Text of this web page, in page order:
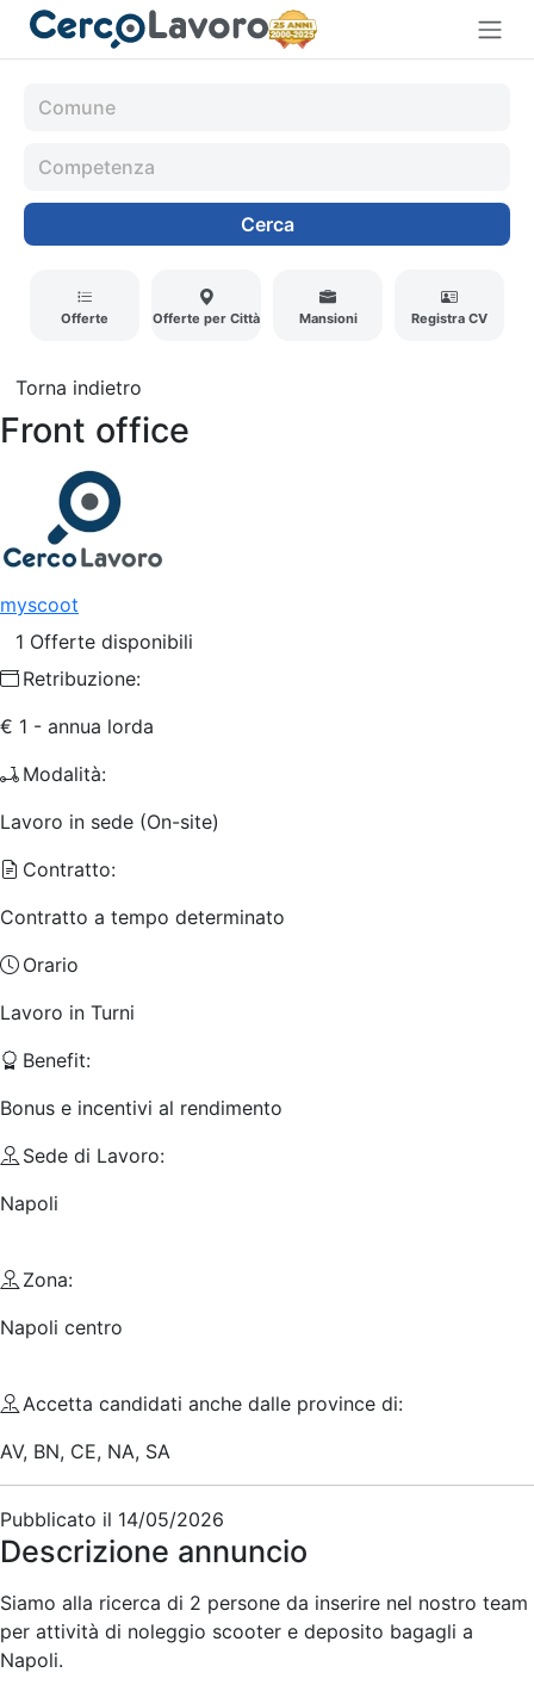
Cerca
Offerte Offerte per Città Mansioni Registra CV
Torna indietro
Front office
myscoot
1 Offerte disponibili
Retribuzione:
€ 1 - annua lorda
Modalità:
Lavoro in sede (On-site)
Contratto:
Contratto a tempo determinato
Orario
Lavoro in Turni
Benefit:
Bonus e incentivi al rendimento
Sede di Lavoro:
Napoli
Zona:
Napoli centro
Accetta candidati anche dalle province di:
AV, BN, CE, NA, SA
Pubblicato il 14/05/2026
Descrizione annuncio
Siamo alla ricerca di 2 persone da inserire nel nostro team
per attività di noleggio scooter e deposito bagagli a
Napoli.